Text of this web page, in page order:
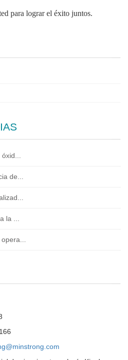
para lograr el éxito juntos.
de...
la ...